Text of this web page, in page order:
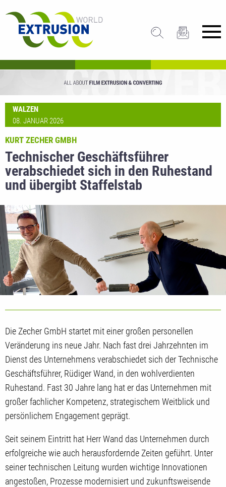
WALZEN
08. JANUAR 2026
Technischer Geschäftsführer
verabschiedet sich in den Ruhestand
und übergibt Staffelstab
KURT ZECHER GMBH
Die Zecher GmbH startet mit einer großen personellen
Veränderung ins neue Jahr. Nach fast drei Jahrzehnten im
Dienst des Unternehmens verabschiedet sich der Technische
Geschäftsführer, Rüdiger Wand, in den wohlverdienten
Ruhestand. Fast 30 Jahre lang hat er das Unternehmen mit
großer fachlicher Kompetenz, strategischem Weitblick und
persönlichem Engagement geprägt.
Seit seinem Eintritt hat Herr Wand das Unternehmen durch
erfolgreiche wie auch herausfordernde Zeiten geführt. Unter
seiner technischen Leitung wurden wichtige Innovationen
angestoßen, Prozesse modernisiert und zukunftsweisende